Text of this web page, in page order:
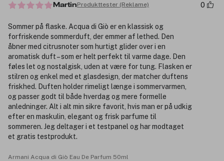
MartinProdukttester (Reklame) 0
Sommer på flaske. Acqua di Giò er en klassisk og
forfriskende sommerduft, der emmer af lethed. Den
åbner med citrusnoter som hurtigt glider over i en
aromatisk duft – som er helt perfekt til varme dage. Den
føles let og nostalgisk, uden at være for tung. Flasken er
stilren og enkel med et glasdesign, der matcher duftens
friskhed. Duften holder rimeligt længe i sommervarmen,
og passer godt til både hverdag og mere formelle
anledninger. Alt i alt min sikre favorit, hvis man er på udkig
efter en maskulin, elegant og frisk parfume til
sommeren. Jeg deltager i et testpanel og har modtaget
et gratis testprodukt.
Armani Acqua di Giò Eau De Parfum 50ml